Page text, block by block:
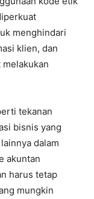
menghindari
klien, dan
tekanan
bisnis yang
dalam
akuntan
harus tetap
mungkin